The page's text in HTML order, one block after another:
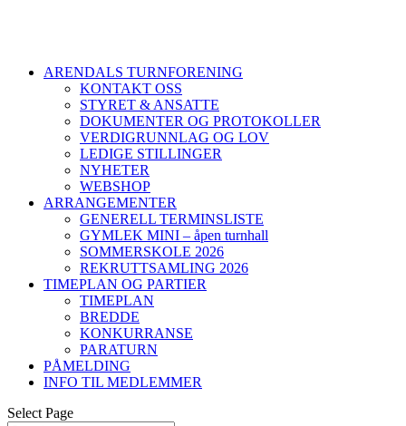
ARENDALS TURNFORENING
KONTAKT OSS
STYRET & ANSATTE
DOKUMENTER OG PROTOKOLLER
VERDIGRUNNLAG OG LOV
LEDIGE STILLINGER
NYHETER
WEBSHOP
ARRANGEMENTER
GENERELL TERMINSLISTE
GYMLEK MINI – åpen turnhall
SOMMERSKOLE 2026
REKRUTTSAMLING 2026
TIMEPLAN OG PARTIER
TIMEPLAN
BREDDE
KONKURRANSE
PARATURN
PÅMELDING
INFO TIL MEDLEMMER
Select Page